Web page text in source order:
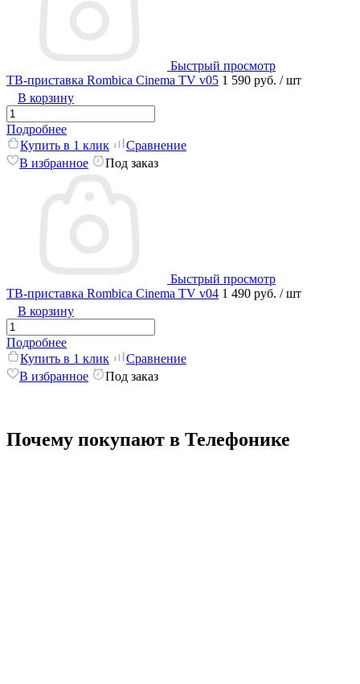
Быстрый просмотр
ТВ-приставка Rombica Cinema TV v05 1 590 руб. / шт
В корзину
Подробнее
Купить в 1 клик
Сравнение
В избранное
Под заказ
Быстрый просмотр
ТВ-приставка Rombica Cinema TV v04 1 490 руб. / шт
В корзину
Подробнее
Купить в 1 клик
Сравнение
В избранное
Под заказ
Почему покупают в Телефонике